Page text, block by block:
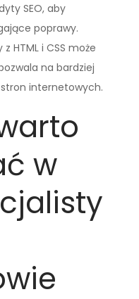
SEO, aby
poprawy.
HTML i CSS może
na bardziej
internetowych.
w